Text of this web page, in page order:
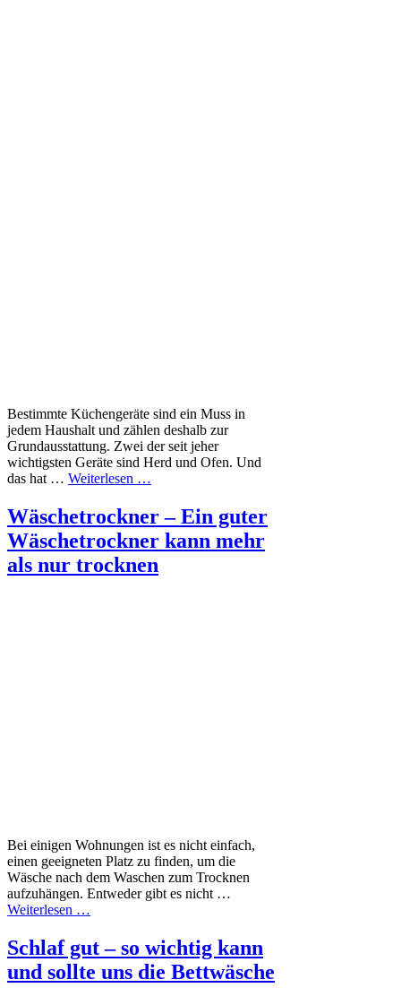
Bestimmte Küchengeräte sind ein Muss in
jedem Haushalt und zählen deshalb zur
Grundausstattung. Zwei der seit jeher
wichtigsten Geräte sind Herd und Ofen. Und
das hat … Weiterlesen …
Wäschetrockner – Ein guter
Wäschetrockner kann mehr
als nur trocknen
Bei einigen Wohnungen ist es nicht einfach,
einen geeigneten Platz zu finden, um die
Wäsche nach dem Waschen zum Trocknen
aufzuhängen. Entweder gibt es nicht …
Weiterlesen …
Schlaf gut – so wichtig kann
und sollte uns die Bettwäsche